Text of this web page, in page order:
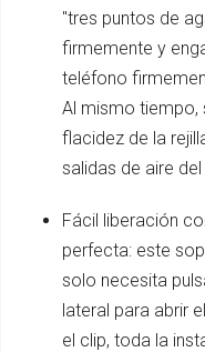
"tres puntos de
firmemente y
teléfono
Al mismo tiempo,
flacidez de la
salidas de aire del
Fácil liberación
perfecta: este
solo necesita
lateral para abrir
el clip, toda la